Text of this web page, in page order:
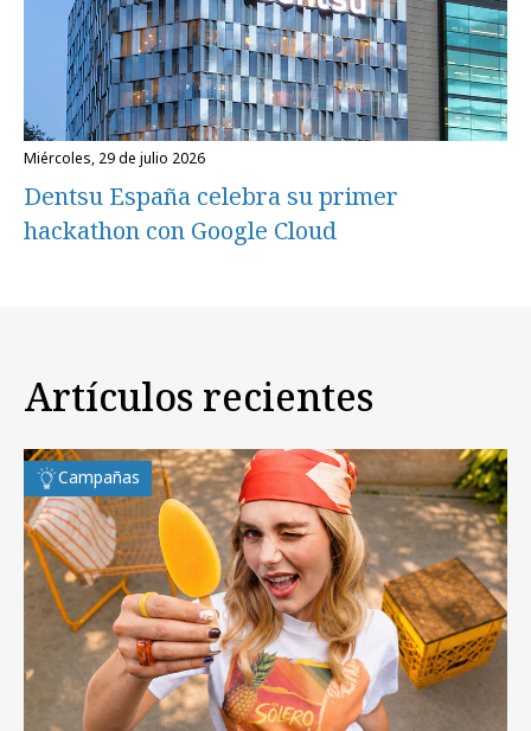
miércoles, 29 de julio 2026
Dentsu España celebra su primer
hackathon con Google Cloud
Artículos recientes
Campañas